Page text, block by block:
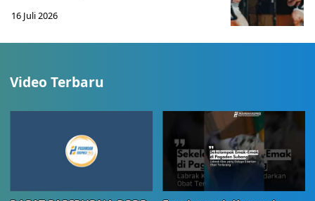
16 Juli 2026
Video Terbaru